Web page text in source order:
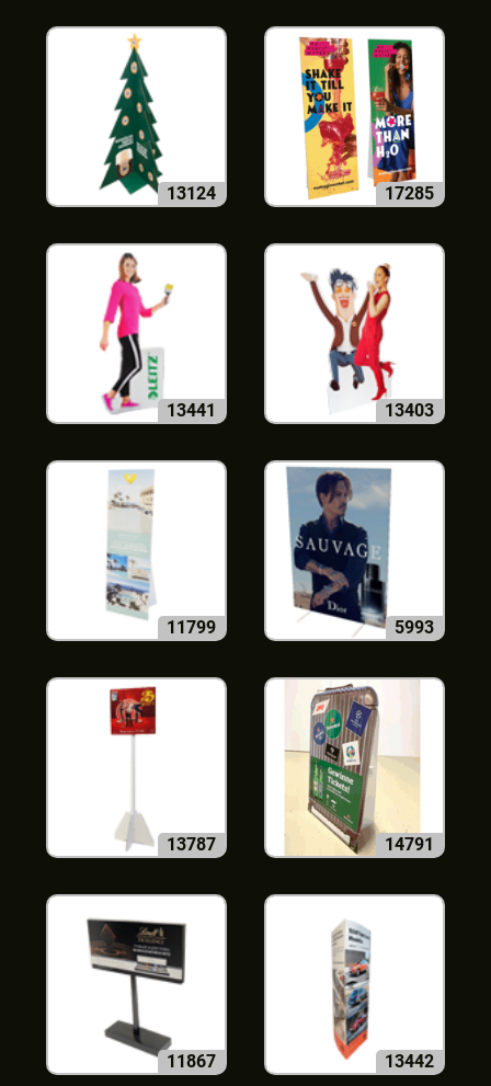
13124 17285
13441 13403
11799 5993
13787 14791
11867 13442